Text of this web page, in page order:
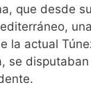
que desde
la actual
se